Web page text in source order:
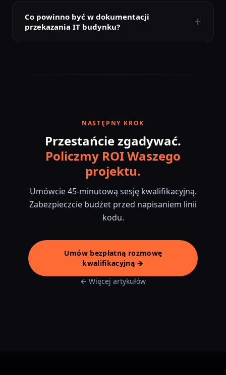
Co powinno być w dokumentacji
przekazania IT budynku?
+
NASTĘPNY KROK
Przestańcie zgadywać.
Policzmy ROI Waszego
projektu.
Umówcie 45-minutową sesję kwalifikacyjną.
Zabezpieczcie budżet przed napisaniem linii
kodu.
Umów bezpłatną rozmowę
kwalifikacyjną →
← Więcej artykułów